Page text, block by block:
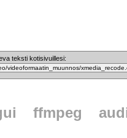
teksti kotisivuillesi:
ffmpeg